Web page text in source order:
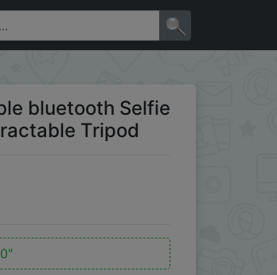
bluetooth Selfie
Tripod